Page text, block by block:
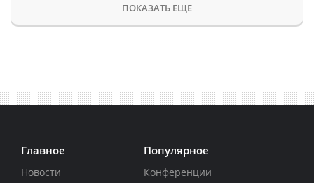
ПОКАЗАТЬ ЕЩЕ
Главное
Новости
Популярное
Конференции